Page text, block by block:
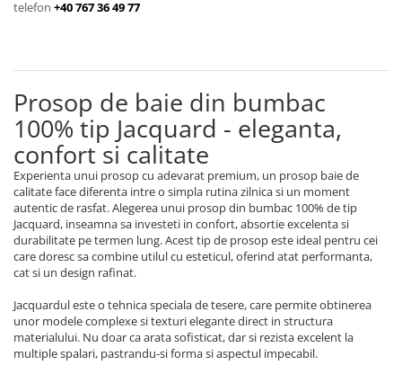
Cearceaf cu elastic
Persoane
Lenjerii De Pat Bumbac Poplin,
Matlasate, 2 Persoane
Lenjerii De Pat Bumbac Satinat 2
Persoane
Lenjerii De Pat Volanase
Lenjerii De Pat, Finet Premium 3D,
2 Persoane
Lenjerii De Pat Catifea
Lenjerii De Pat Cocolino
telefon +40 767 36 49 77
Prosop de baie din bumbac
100% tip Jacquard - eleganta,
confort si calitate
Experienta unui prosop cu adevarat premium, un prosop baie de
calitate face diferenta intre o simpla rutina zilnica si un moment
autentic de rasfat. Alegerea unui prosop din bumbac 100% de tip
Jacquard, inseamna sa investeti in confort, absortie excelenta si
durabilitate pe termen lung. Acest tip de prosop este ideal pentru cei
care doresc sa combine utilul cu esteticul, oferind atat performanta,
cat si un design rafinat.
Jacquardul este o tehnica speciala de tesere, care permite obtinerea
unor modele complexe si texturi elegante direct in structura
materialului. Nu doar ca arata sofisticat, dar si rezista excelent la
multiple spalari, pastrandu-si forma si aspectul impecabil.